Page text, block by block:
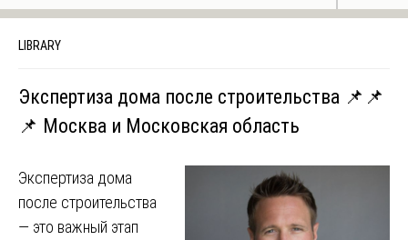
LIBRARY
Экспертиза дома после строительства 📌📌
📌 Москва и Московская область
Экспертиза дома
после строительства
— это важный этап